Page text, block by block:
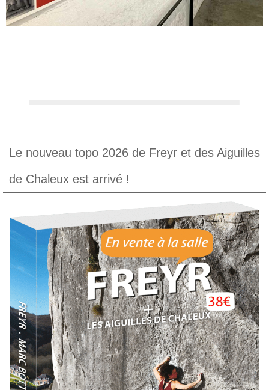
Le nouveau topo 2026 de Freyr et des Aiguilles
de Chaleux est arrivé !